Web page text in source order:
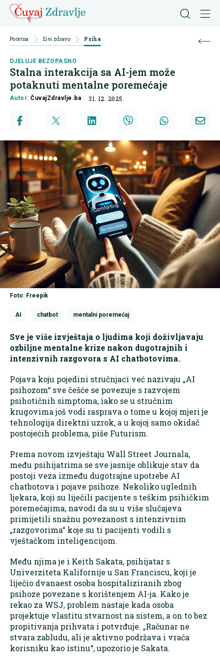
Početna Živi zdravo Psiha
DJELUJE BEZOPASNO
Stalna interakcija sa AI-jem može
potaknuti mentalne poremećaje
Autor:ČuvajZdravlje.ba 31. 12. 2025.
Foto: Freepik
AI chatbot mentalni poremećaj
Sve je više izvještaja o ljudima koji doživljavaju
ozbiljne mentalne krize nakon dugotrajnih i
intenzivnih razgovora s AI chatbotovima.
Pojava koju pojedini stručnjaci već nazivaju „AI
psihozom“ sve češće se povezuje s razvojem
psihotičnih simptoma, iako se u stručnim
krugovima još vodi rasprava o tome u kojoj mjeri je
tehnologija direktni uzrok, a u kojoj samo okidač
postojećih problema, piše Futurism.
Prema novom izvještaju Wall Street Journala,
među psihijatrima se sve jasnije oblikuje stav da
postoji veza između dugotrajne upotrebe AI
chatbotova i pojave psihoze. Nekoliko uglednih
ljekara, koji su liječili pacijente s teškim psihičkim
poremećajima, navodi da su u više slučajeva
primijetili snažnu povezanost s intenzivnim
„razgovorima“ koje su ti pacijenti vodili s
vještačkom inteligencijom.
Među njima je i Keith Sakata, psihijatar s
Univerziteta Kalifornije u San Franciscu, koji je
liječio dvanaest osoba hospitaliziranih zbog
psihoze povezane s korištenjem AI-ja. Kako je
rekao za WSJ, problem nastaje kada osoba
projektuje vlastitu stvarnost na sistem, a on to bez
propitivanja prihvata i potvrđuje. „Računar ne
stvara zabludu, ali je aktivno podržava i vraća
korisniku kao istinu“, upozorio je Sakata.